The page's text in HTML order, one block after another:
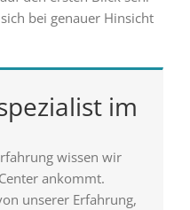
bei genauer Hinsicht
im
wissen wir
ankommt.
unserer Erfahrung,